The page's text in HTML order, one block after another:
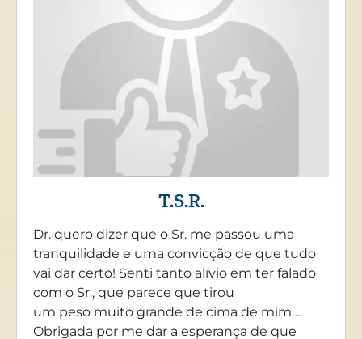
T.S.R.
Dr. quero dizer que o Sr. me passou uma
tranquilidade e uma convicção de que tudo
vai dar certo! Senti tanto alívio em ter falado
com o Sr., que parece que tirou
um peso muito grande de cima de mim….
Obrigada por me dar a esperança de que